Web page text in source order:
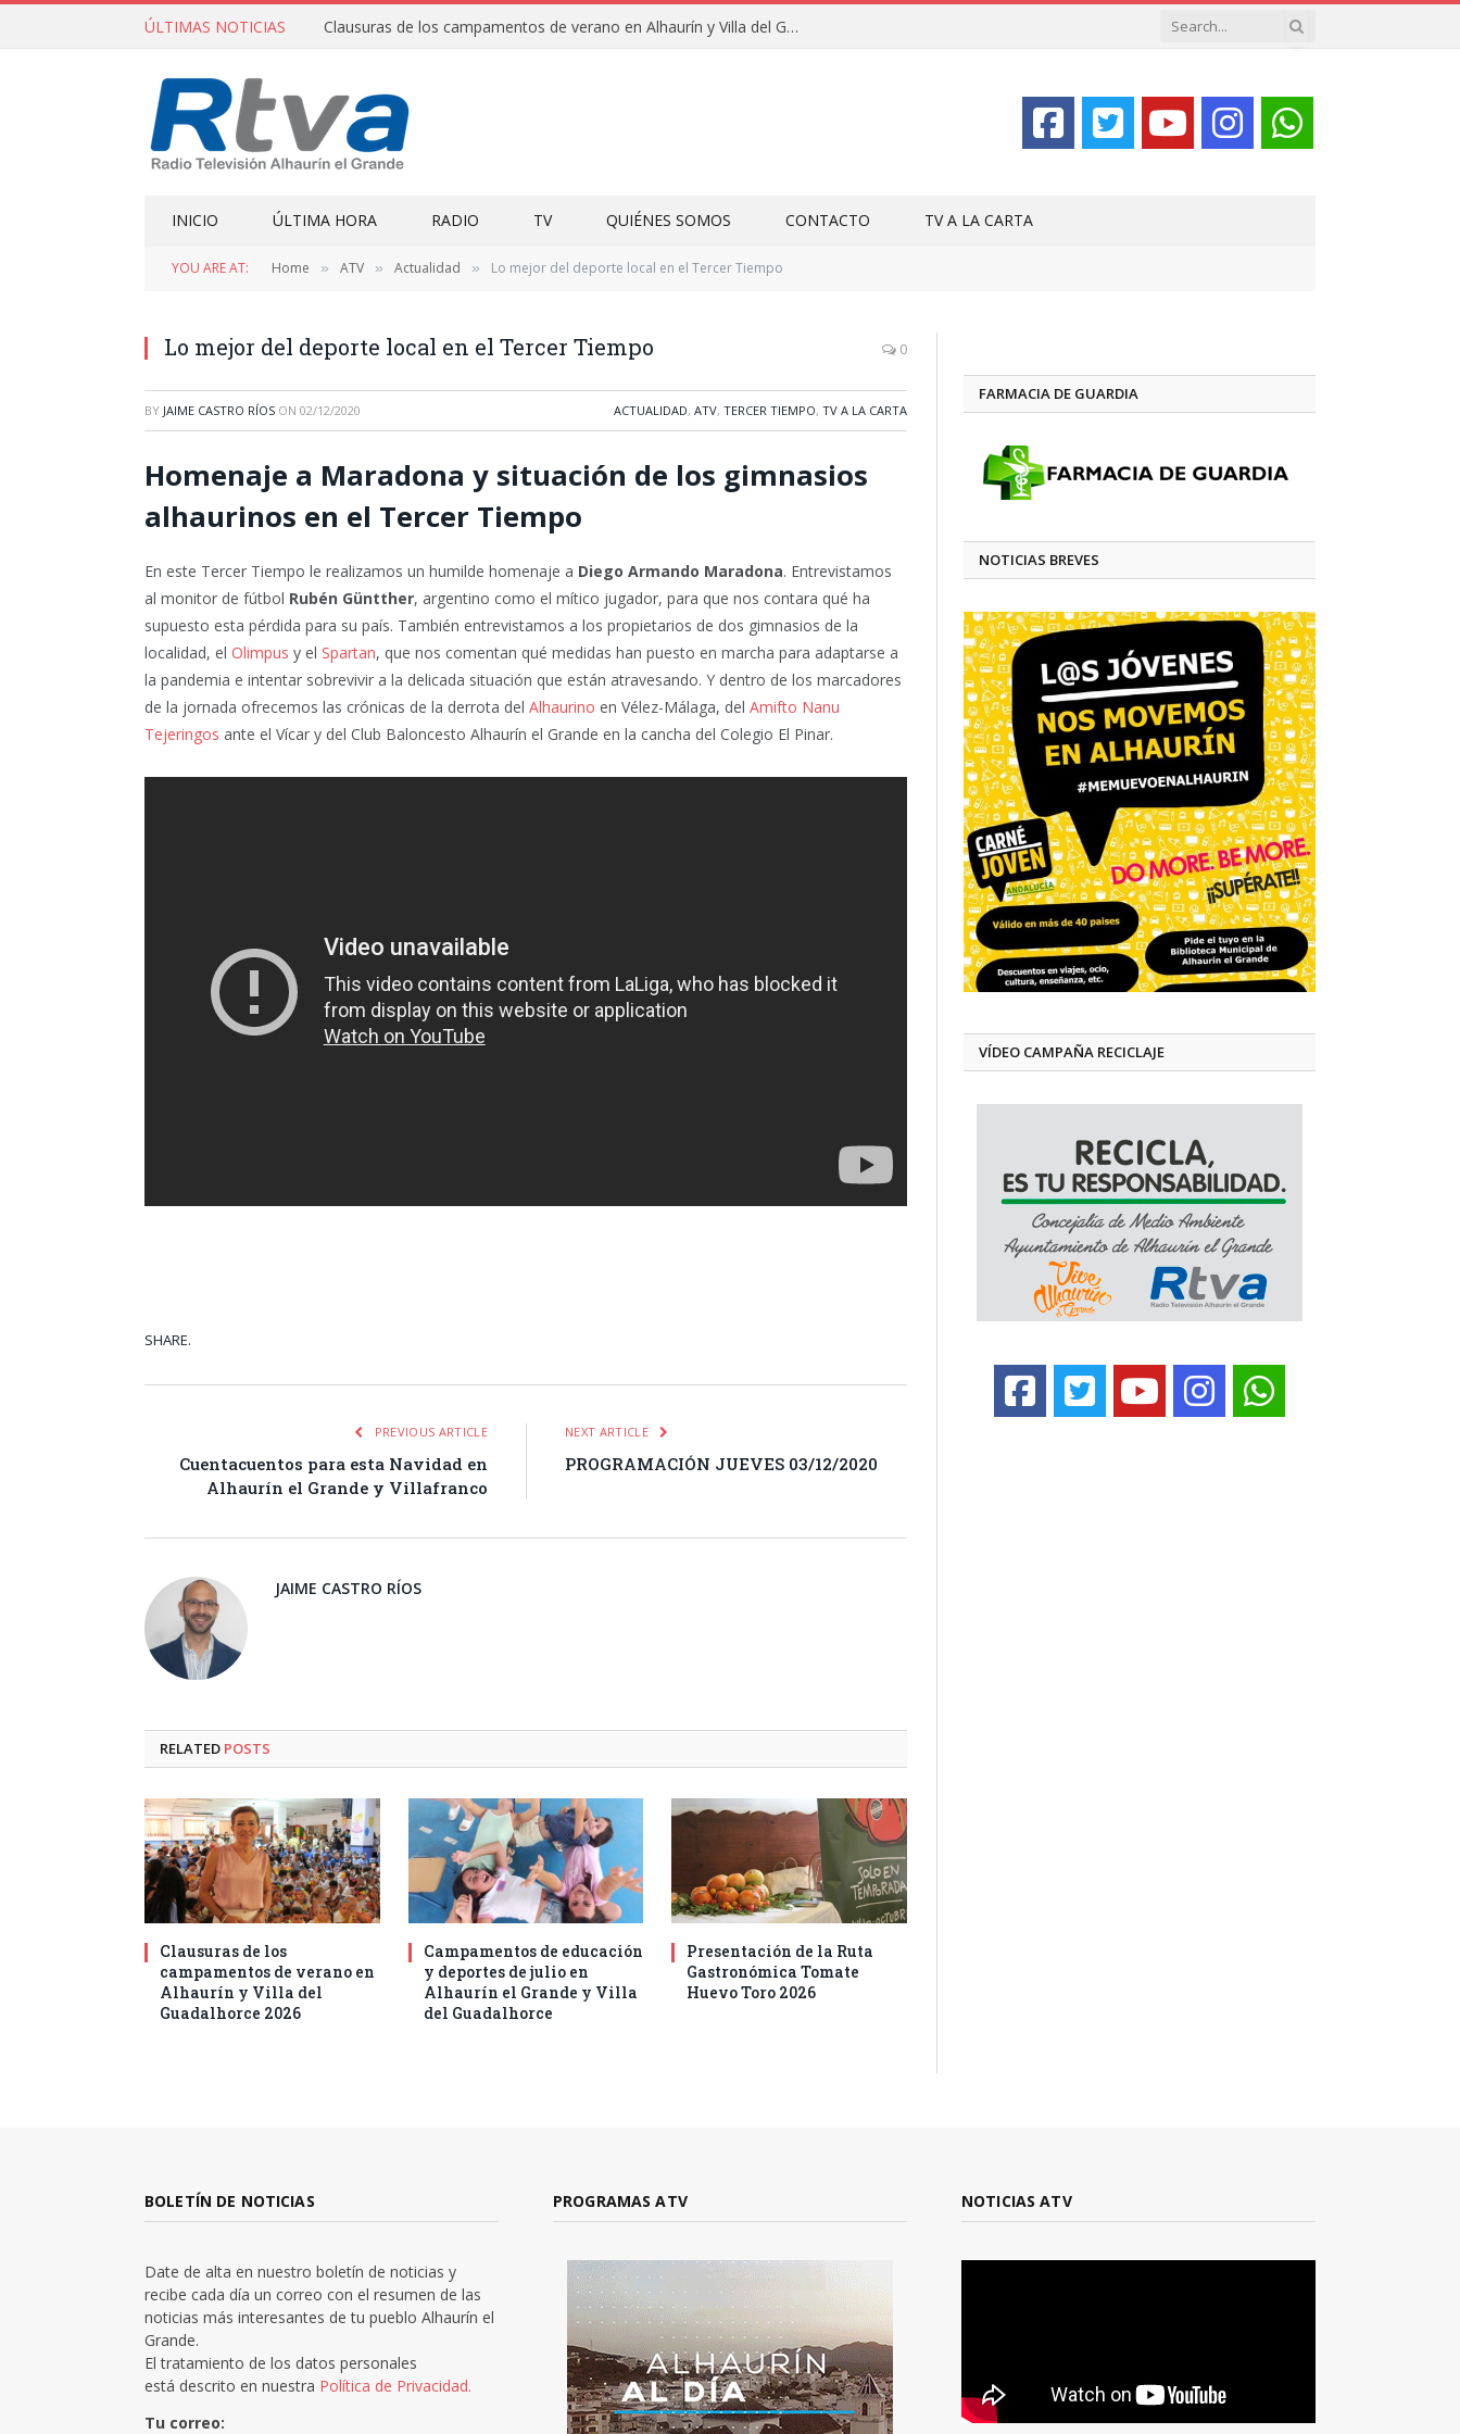
ÚLTIMAS NOTICIAS Clausuras de los campamentos de verano en Alhaurín y Villa del Guadalhorce 2026
INICIO ÚLTIMA HORA RADIO TV QUIÉNES SOMOS CONTACTO TV A LA CARTA
YOU ARE AT: Home » ATV » Actualidad » Lo mejor del deporte local en el Tercer Tiempo
Lo mejor del deporte local en el Tercer Tiempo 0
BY JAIME CASTRO RÍOS ON 02/12/2020 ACTUALIDAD, ATV, TERCER TIEMPO, TV A LA CARTA
Homenaje a Maradona y situación de los gimnasios
alhaurinos en el Tercer Tiempo
En este Tercer Tiempo le realizamos un humilde homenaje a Diego Armando Maradona. Entrevistamos
al monitor de fútbol Rubén Güntther, argentino como el mítico jugador, para que nos contara qué ha
supuesto esta pérdida para su país. También entrevistamos a los propietarios de dos gimnasios de la
localidad, el Olimpus y el Spartan, que nos comentan qué medidas han puesto en marcha para adaptarse a
la pandemia e intentar sobrevivir a la delicada situación que están atravesando. Y dentro de los marcadores
de la jornada ofrecemos las crónicas de la derrota del Alhaurino en Vélez-Málaga, del Amifto Nanu
Tejeringos ante el Vícar y del Club Baloncesto Alhaurín el Grande en la cancha del Colegio El Pinar.
SHARE.
PREVIOUS ARTICLE
Cuentacuentos para esta Navidad en
Alhaurín el Grande y Villafranco
NEXT ARTICLE
PROGRAMACIÓN JUEVES 03/12/2020
JAIME CASTRO RÍOS
RELATED POSTS
Clausuras de los
campamentos de verano en
Alhaurín y Villa del
Guadalhorce 2026
Campamentos de educación
y deportes de julio en
Alhaurín el Grande y Villa
del Guadalhorce
Presentación de la Ruta
Gastronómica Tomate
Huevo Toro 2026
FARMACIA DE GUARDIA
NOTICIAS BREVES
VÍDEO CAMPAÑA RECICLAJE
BOLETÍN DE NOTICIAS
Date de alta en nuestro boletín de noticias y
recibe cada día un correo con el resumen de las
noticias más interesantes de tu pueblo Alhaurín el
Grande.
El tratamiento de los datos personales
está descrito en nuestra Política de Privacidad.
Tu correo:
PROGRAMAS ATV NOTICIAS ATV